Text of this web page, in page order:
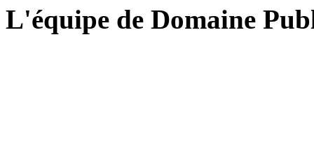
L'équipe de Domaine